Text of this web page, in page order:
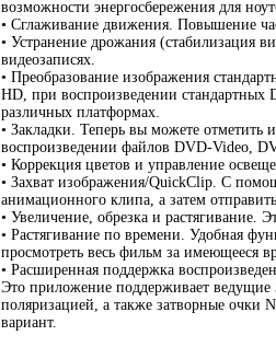
возможности энергосбережения для
• Сглаживание движения. Повышение
• Устранение дрожания (стабилизация
видеозаписях.
• Преобразование изображения
HD, при воспроизведении стандартных
различных платформах.
• Закладки. Теперь вы можете
воспроизведении файлов DVD-Video,
• Коррекция цветов и управление
• Захват изображения/QuickClip. С
анимационного клипа, а затем
• Увеличение, обрезка и растягивание.
• Растягивание по времени. Удобная
просмотреть весь фильм за имеющееся
• Расширенная поддержка
Это приложение поддерживает ведущие
поляризацией, а также затворные
вариант.